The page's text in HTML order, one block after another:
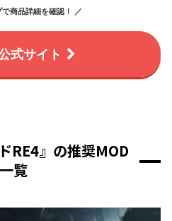
商品詳細を確認！ ／
式サイト
RE4』の推奨MOD
一覧